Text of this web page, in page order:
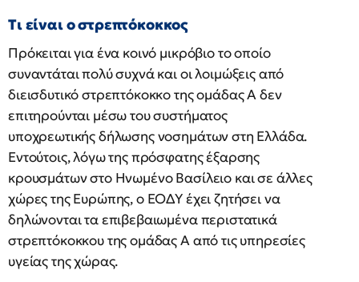
Τι είναι ο στρεπτόκοκκος
Πρόκειται για ένα κοινό μικρόβιο το οποίο
συναντάται πολύ συχνά και οι λοιμώξεις από
διεισδυτικό στρεπτόκοκκο της ομάδας Α δεν
επιτηρούνται μέσω του συστήματος
υποχρεωτικής δήλωσης νοσημάτων στη Ελλάδα.
Εντούτοις, λόγω της πρόσφατης έξαρσης
κρουσμάτων στο Ηνωμένο Βασίλειο και σε άλλες
χώρες της Ευρώπης, ο ΕΟΔΥ έχει ζητήσει να
δηλώνονται τα επιβεβαιωμένα περιστατικά
στρεπτόκοκκου της ομάδας Α από τις υπηρεσίες
υγείας της χώρας.